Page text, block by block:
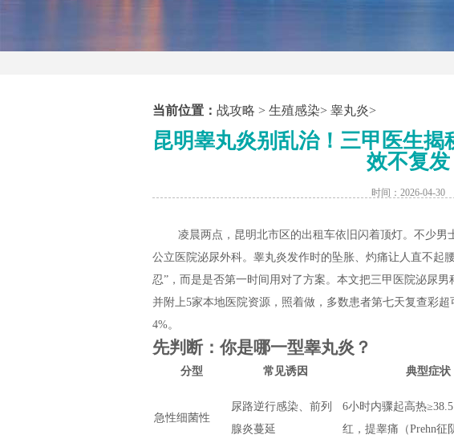
当前位置： 战攻略 > 生殖感染> 睾丸炎>
昆明睾丸炎别乱治！三甲医生
效不复发
时间：2026-04-30
凌晨两点，昆明北市区的出租车依旧闪着顶灯。不少
公立医院泌尿外科。睾丸炎发作时的坠胀、灼痛让人直不起
忍”，而是是否第一时间用对了方案。本文把三甲医院泌尿男
并附上5家本地医院资源，照着做，多数患者第七天复查彩
4%。
先判断：你是哪一型睾丸炎？
分型 常见诱因 典型症状
急性细菌性
尿路逆行感染、前列
腺炎蔓延
6小时内骤起高热
红，提睾痛（Prehn征